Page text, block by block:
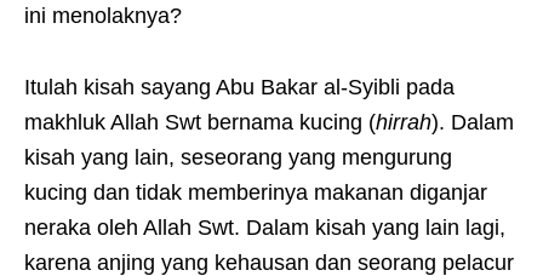
ini menolaknya?
Itulah kisah sayang Abu Bakar al-Syibli pada
makhluk Allah Swt bernama kucing (hirrah). Dalam
kisah yang lain, seseorang yang mengurung
kucing dan tidak memberinya makanan diganjar
neraka oleh Allah Swt. Dalam kisah yang lain lagi,
karena anjing yang kehausan dan seorang pelacur